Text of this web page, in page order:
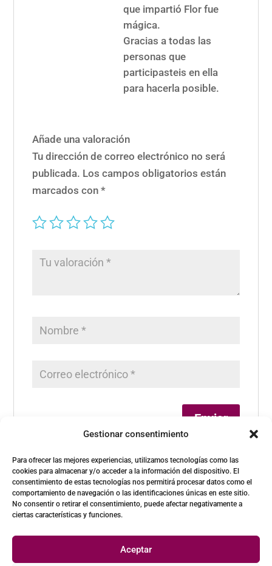
Gestionar consentimiento
Para ofrecer las mejores experiencias, utilizamos tecnologías como las
cookies para almacenar y/o acceder a la información del dispositivo. El
consentimiento de estas tecnologías nos permitirá procesar datos como el
comportamiento de navegación o las identificaciones únicas en este sitio.
No consentir o retirar el consentimiento, puede afectar negativamente a
ciertas características y funciones.
Aceptar
que impartió Flor fue
mágica.
Gracias a todas las
personas que
participasteis en ella
para hacerla posible.
Añade una valoración
Tu dirección de correo electrónico no será
publicada. Los campos obligatorios están
marcados con*